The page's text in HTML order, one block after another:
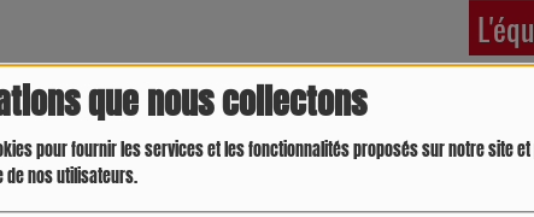
que nous collectons
pour fournir les services et les fonctionnalités proposés sur notre site
de nos utilisateurs.